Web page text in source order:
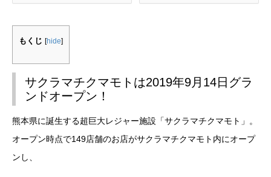
もくじ [hide]
サクラマチクマモトは2019年9月14日グラ
ンドオープン！
熊本県に誕生する超巨大レジャー施設「サクラマチクマモト」。
オープン時点で149店舗のお店がサクラマチクマモト内にオープ
ンし、